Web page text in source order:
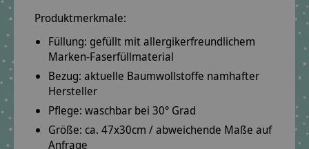
Produktmerkmale:
Füllung: gefüllt mit allergikerfreundlichem
Marken-Faserfüllmaterial
Bezug: aktuelle Baumwollstoffe namhafter
Hersteller
Pflege: waschbar bei 30° Grad
Größe: ca. 47x30cm / abweichende Maße auf
Anfrage